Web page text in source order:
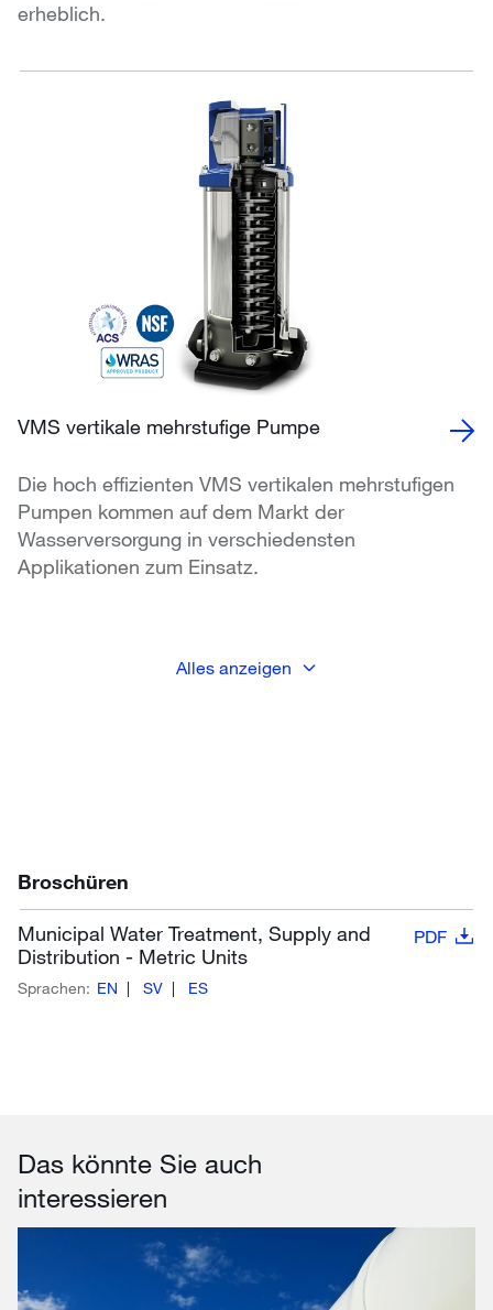
erheblich.
VMS vertikale mehrstufige Pumpe
Die hoch effizienten VMS vertikalen mehrstufigen
Pumpen kommen auf dem Markt der
Wasserversorgung in verschiedensten
Applikationen zum Einsatz.
Alles anzeigen
Broschüren
Municipal Water Treatment, Supply and
Distribution - Metric Units
PDF
Sprachen: EN SV ES
Das könnte Sie auch
interessieren